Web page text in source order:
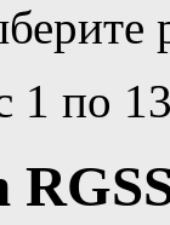
1 по